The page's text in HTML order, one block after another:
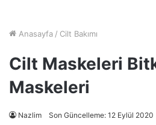
Anasayfa / Cilt Bakımı
Cilt Maskeleri
Maskeleri
Nazlim Son Güncelleme: 12 Eylül 2020